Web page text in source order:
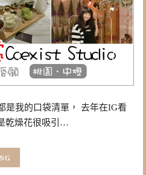
是我的口袋清單， 去年在IG看
乾燥花很吸引…